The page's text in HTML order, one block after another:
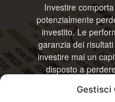
Gestisci
Investire
potenzialmente
investito. Le
garanzia dei
investire mai un
disposto a
RisparmiOggi non